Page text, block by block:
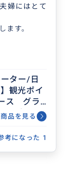
婦にはとて
ます。
ター/日
観光ポイ
ス グラ
ープ・ホ
品を見る
考になった 1